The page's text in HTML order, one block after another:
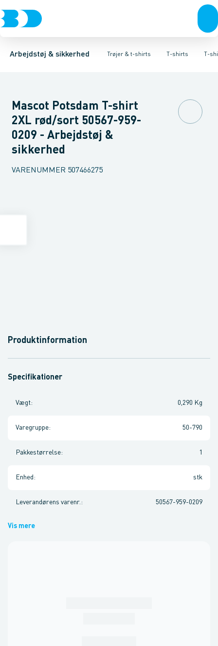
Arbejdstøj & sikkerhed Trøjer & t-shirts
Trøjer & t-shirtsBukser Overtøj & huerUndertøj & sokker Sko
T-shirts
T-shirtsSweatshirts & Striktrøjer Hættetrøjer Skjorter T-
T-shirts med korte ærmer T-shirts med lange ærmer
Mascot Potsdam T-shirt
2XL rød/sort 50567-959-
0209 - Arbejdstøj &
sikkerhed
VARENUMMER 507466275
Produktinformation
Specifikationer
Vægt: 0,290 Kg
Varegruppe: 50-790
Pakkestørrelse: 1
Enhed : stk
Leverandørens varenr. : 50567-959-0209
Vis mere